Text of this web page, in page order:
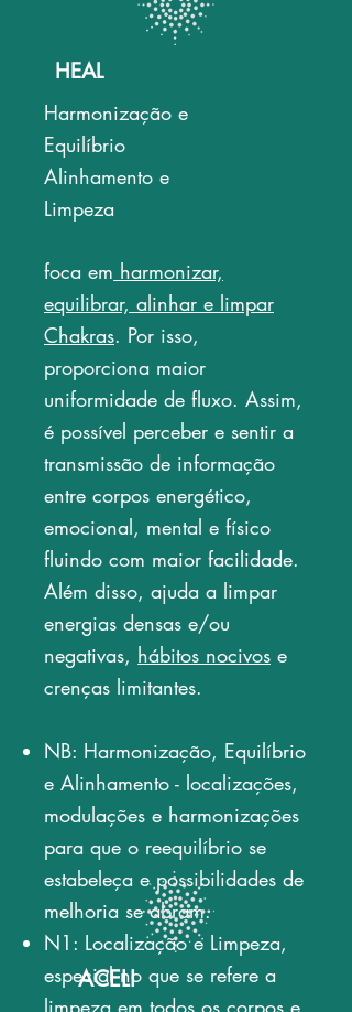
HEAL
Harmonização e
Equilíbrio
Alinhamento e
Limpeza​
foca em harmonizar,
equilibrar, alinhar e limpar
Chakras. Por isso,
proporciona maior
uniformidade de fluxo. Assim,
é possível perceber e sentir a
transmissão de informação
entre corpos energético,
emocional, mental e físico
fluindo com maior facilidade.
Além disso, ajuda a limpar
energias densas e/ou
negativas, hábitos nocivos e
crenças limitantes.
NB: Harmonização, Equilíbrio
e Alinhamento - localizações,
modulações e harmonizações
para que o reequilíbrio se
estabeleça e possibilidades de
melhoria se abram.
N1: Localização e Limpeza,
especial no que se refere a
limpeza em todos os corpos e
ACELI